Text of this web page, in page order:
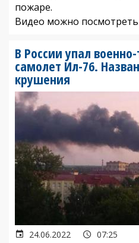
пожаре.
Видео можно посмотреть
В России упал
самолет Ил-76.
крушения
24.06.2022 07:25